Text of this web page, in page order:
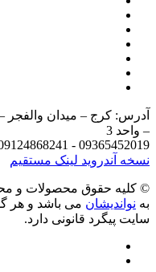
3
09365452019 - 09124868241 -
آندرویدلینک مستقیم
حقوق محصولات و
می باشد و هر گونه
پیگرد قانونی دارد.